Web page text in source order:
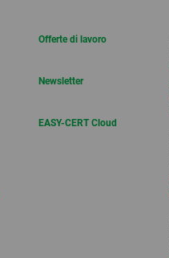
Offerte di lavoro
Newsletter
EASY-CERT Cloud